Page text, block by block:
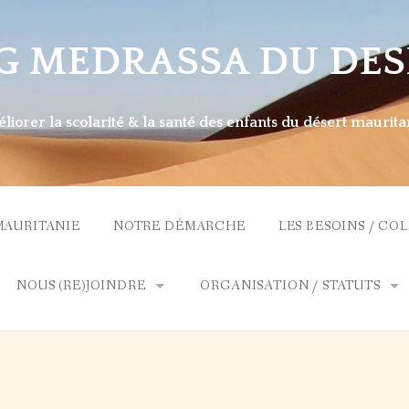
MEDRASSA DU
la scolarité & la santé des enfants du désert
NOTRE DÉMARCHE LES BESOINS /
NOUS (RE)JOINDRE
CONTACT
ORGANISATION / STATUTS
ADMINISTRATION